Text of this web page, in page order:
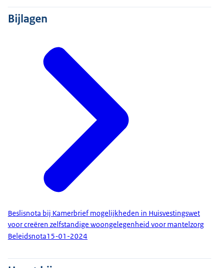
Bijlagen
Beslisnota bij Kamerbrief mogelijkheden in Huisvestingswet
voor creëren zelfstandige woongelegenheid voor mantelzorg
Beleidsnota15-01-2024